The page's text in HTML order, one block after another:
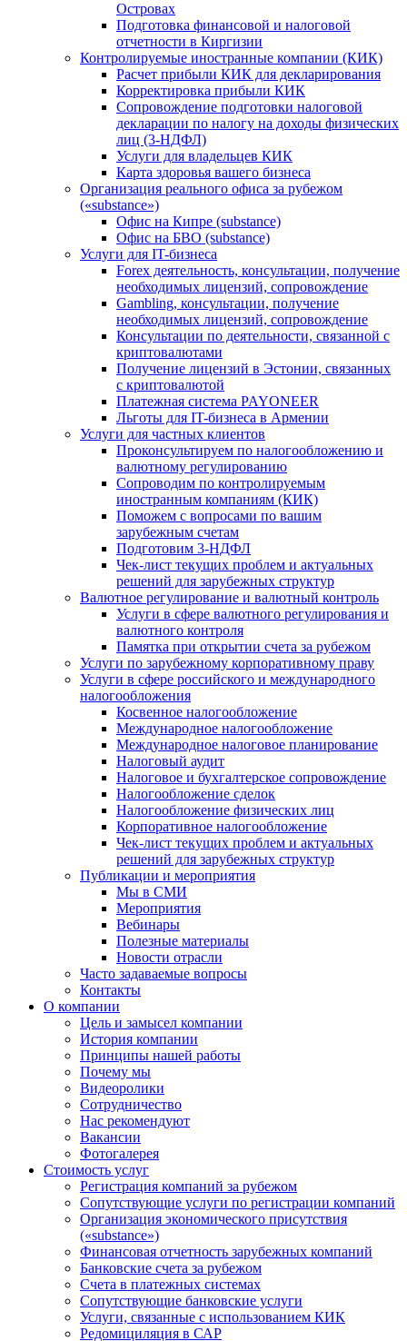
Островах
Подготовка финансовой и налоговой
отчетности в Киргизии
Контролируемые иностранные компании (КИК)
Расчет прибыли КИК для декларирования
Корректировка прибыли КИК
Сопровождение подготовки налоговой
декларации по налогу на доходы физических
лиц (3-НДФЛ)
Услуги для владельцев КИК
Карта здоровья вашего бизнеса
Организация реального офиса за рубежом
(«substance»)
Офис на Кипре (substance)
Офис на БВО (substance)
Услуги для IT-бизнеса
Forex деятельность, консультации, получение
необходимых лицензий, сопровождение
Gambling, консультации, получение
необходимых лицензий, сопровождение
Консультации по деятельности, связанной с
криптовалютами
Получение лицензий в Эстонии, связанных
с криптовалютой
Платежная система PAYONEER
Льготы для IT-бизнеса в Армении
Услуги для частных клиентов
Проконсультируем по налогообложению и
валютному регулированию
Сопроводим по контролируемым
иностранным компаниям (КИК)
Поможем с вопросами по вашим
зарубежным счетам
Подготовим 3-НДФЛ
Чек-лист текущих проблем и актуальных
решений для зарубежных структур
Валютное регулирование и валютный контроль
Услуги в сфере валютного регулирования и
валютного контроля
Памятка при открытии счета за рубежом
Услуги по зарубежному корпоративному праву
Услуги в сфере российского и международного
налогообложения
Косвенное налогообложение
Международное налогообложение
Международное налоговое планирование
Налоговый аудит
Налоговое и бухгалтерское сопровождение
Налогообложение сделок
Налогообложение физических лиц
Корпоративное налогообложение
Чек-лист текущих проблем и актуальных
решений для зарубежных структур
Публикации и мероприятия
Мы в СМИ
Мероприятия
Вебинары
Полезные материалы
Новости отрасли
Часто задаваемые вопросы
Контакты
О компании
Цель и замысел компании
История компании
Принципы нашей работы
Почему мы
Видеоролики
Сотрудничество
Нас рекомендуют
Вакансии
Фотогалерея
Стоимость услуг
Регистрация компаний за рубежом
Сопутствующие услуги по регистрации компаний
Организация экономического присутствия
(«substance»)
Финансовая отчетность зарубежных компаний
Банковские счета за рубежом
Счета в платежных системах
Сопутствующие банковские услуги
Услуги, связанные с использованием КИК
Редомициляция в САР